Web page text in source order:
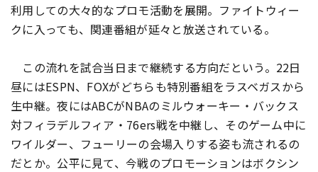
利用しての大々的なプロモ活動を展開。ファイトウィー
クに入っても、関連番組が延々と放送されている。
この流れを試合当日まで継続する方向だという。22日
昼にはESPN、FOXがどちらも特別番組をラスベガスから
生中継。夜にはABCがNBAのミルウォーキー・バックス
対フィラデルフィア・76ers戦を中継し、そのゲーム中に
ワイルダー、フューリーの会場入りする姿も流されるの
だとか。公平に見て、今戦のプロモーションはボクシン